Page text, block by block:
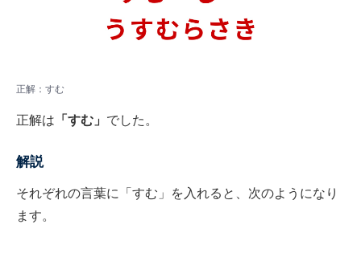
正解：すむ
正解は 「すむ」 でした。
解説
それぞれの言葉に「すむ」を入れると、次のようになり
ます。